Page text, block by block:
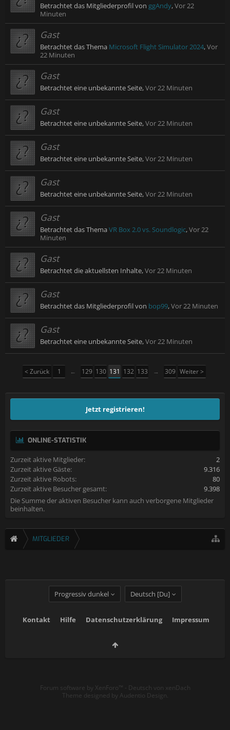
Betrachtet das Mitgliederprofil von ggAndy,Vor 22
Minuten
Gast
Betrachtet das Thema Microsoft Flight Simulator 2024,Vor
22 Minuten
Gast
Betrachtet eine unbekannte Seite,Vor 22 Minuten
Gast
Betrachtet eine unbekannte Seite,Vor 22 Minuten
Gast
Betrachtet eine unbekannte Seite,Vor 22 Minuten
Gast
Betrachtet eine unbekannte Seite,Vor 22 Minuten
Gast
Betrachtet das ThemaVR Box 2.0 vs. Soundlogic,Vor 22
Minuten
Gast
Betrachtet die aktuellsten Inhalte,Vor 22 Minuten
Gast
Betrachtet das Mitgliederprofil von bop99,Vor 22 Minuten
Gast
Betrachtet eine unbekannte Seite,Vor 22 Minuten
< Zurück 1 ← 129 130 131 132 133 → 309 Weiter >
Jetzt registrieren!
ONLINE-STATISTIK
Zurzeit aktive Mitglieder:
2
Zurzeit aktive Gäste:
9.316
Zurzeit aktive Robots:
80
Zurzeit aktive Besucher gesamt:
9.398
Die Summe der aktiven Besucher kann auch verborgene Mitglieder
beinhalten.
MITGLIEDER
Progressiv dunkel Deutsch [Du]
Kontakt Hilfe Datenschutzerklärung Impressum
Forum software by XenForo™ - Deutsch von xenDach
Theme designed by Audentio Design.